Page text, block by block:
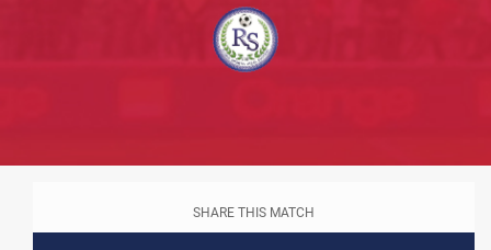
SHARE THIS MATCH